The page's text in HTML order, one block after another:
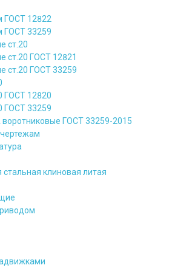
ГОСТ 12822
ГОСТ 33259
ст.20
ст.20 ГОСТ 12821
ст.20 ГОСТ 33259
ГОСТ 12820
ГОСТ 33259
ГОСТ 33259-2015
клиновая литая